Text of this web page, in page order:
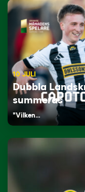
10 JULI
Dubbla
summeras
"Vilken…